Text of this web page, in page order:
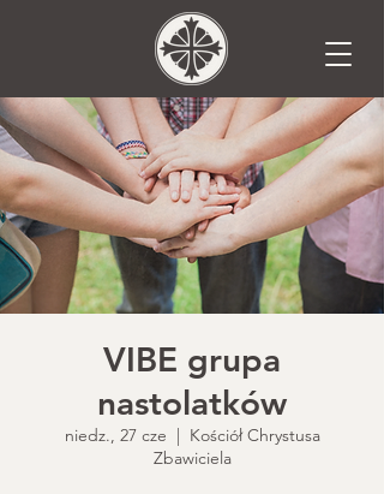
VIBE grupa
nastolatków
niedz., 27 cze
  |
Kościół Chrystusa
Zbawiciela